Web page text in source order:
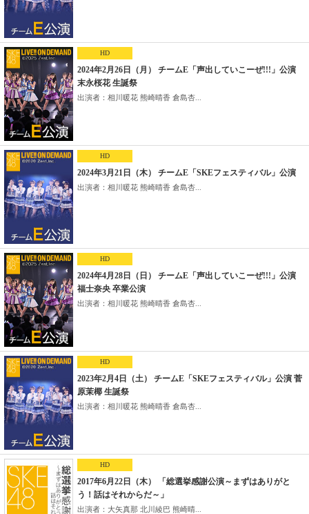
HD
2024年2月26日（月） チームE「声出していこーぜ!!!」公演
末永桜花 生誕祭
出演者：相川暖花 熊崎晴香 倉島杏...
HD
2024年3月21日（木） チームE「SKEフェスティバル」公演
出演者：相川暖花 熊崎晴香 倉島杏...
HD
2024年4月28日（日） チームE「声出していこーぜ!!!」公演
福士奈央 卒業公演
出演者：相川暖花 熊崎晴香 倉島杏...
HD
2023年2月4日（土） チームE「SKEフェスティバル」公演 菅
原茉椰 生誕祭
出演者：相川暖花 熊崎晴香 倉島杏...
HD
2017年6月22日（木） 「総選挙感謝公演～まずはありがと
う！話はそれからだ～」
出演者：大矢真那 北川綾巴 熊崎晴...